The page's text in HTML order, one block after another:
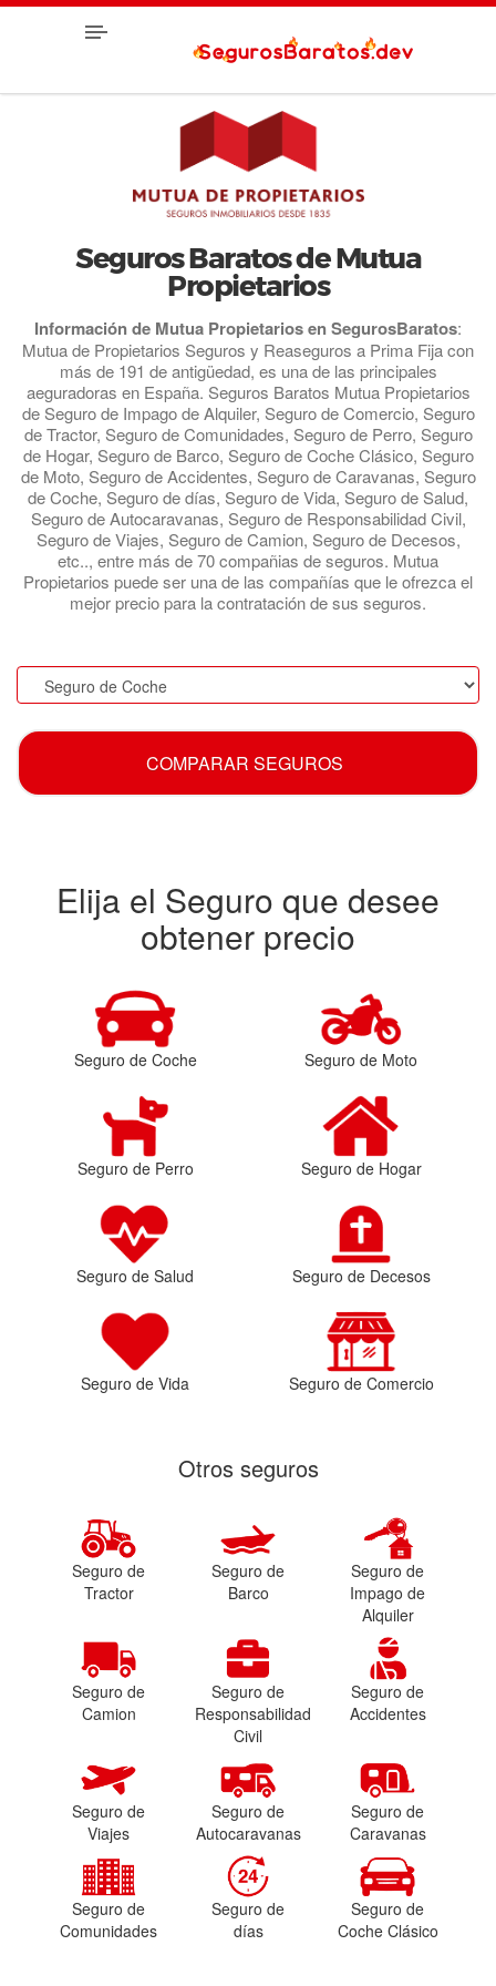
Seguros Baratos de Mutua
Propietarios
Información de Mutua Propietarios en SegurosBaratos:
Mutua de Propietarios Seguros y Reaseguros a Prima Fija con
más de 191 de antigüedad, es una de las principales
aeguradoras en España. Seguros Baratos Mutua Propietarios
de Seguro de Impago de Alquiler, Seguro de Comercio, Seguro
de Tractor, Seguro de Comunidades, Seguro de Perro, Seguro
de Hogar, Seguro de Barco, Seguro de Coche Clásico, Seguro
de Moto, Seguro de Accidentes, Seguro de Caravanas, Seguro
de Coche, Seguro de días, Seguro de Vida, Seguro de Salud,
Seguro de Autocaravanas, Seguro de Responsabilidad Civil,
Seguro de Viajes, Seguro de Camion, Seguro de Decesos,
etc.., entre más de 70 compañias de seguros. Mutua
Propietarios puede ser una de las compañías que le ofrezca el
mejor precio para la contratación de sus seguros.
COMPARAR SEGUROS
Elija el Seguro que desee
obtener precio
Seguro de Coche Seguro de Moto
Seguro de Perro Seguro de Hogar
Seguro de Salud Seguro de Decesos
Seguro de Vida Seguro de Comercio
Otros seguros
Seguro de
Tractor
Seguro de
Barco
Seguro de
Impago de
Alquiler
Seguro de
Camion
Seguro de
Responsabilidad
Civil
Seguro de
Accidentes
Seguro de
Viajes
Seguro de
Autocaravanas
Seguro de
Caravanas
Seguro de
Comunidades
Seguro de
días
Seguro de
Coche Clásico